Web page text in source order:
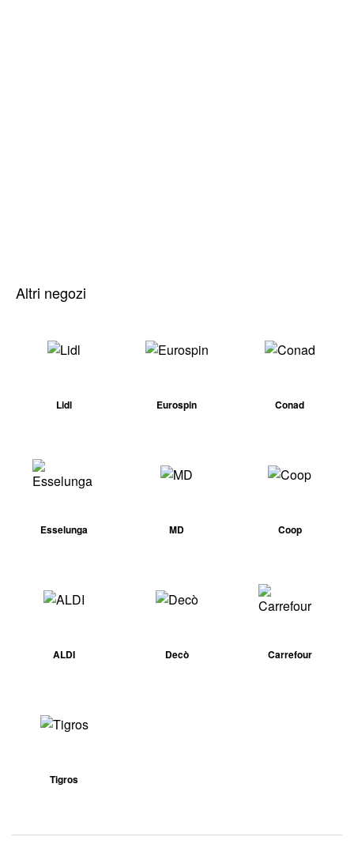
Altri negozi
Lidl Eurospin Conad
Esselunga MD Coop
ALDI Decò Carrefour
Tigros